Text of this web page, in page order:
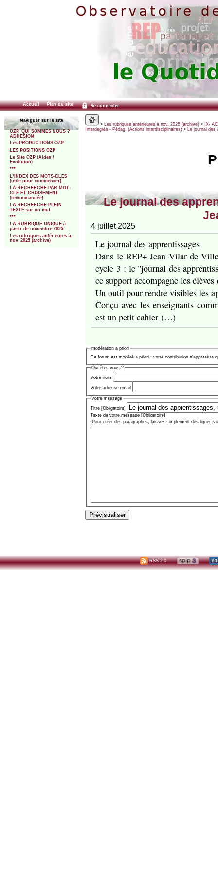
Accueil Plan du site Se connecter
Naviguer sur le site
OZP. QUI SOMMES NOUS ?
ADHESION
Les PRODUCTIONS OZP
LES POSITIONS OZP
Le Site OZP (Aides /
Evolution)
***
L’INDEX DES MOTS-CLES
(utile pour commencer)
LA RECHERCHE PAR MOT-
CLE ET CROISEMENT
(recommandée)
LA RECHERCHE PLEIN
TEXTE sur un mot
***
LA RUBRIQUE UNIQUE à
partir de novembre 2025
Les rubriques antérieures à
nov. 2025 (archive)
> Les rubriques antérieures à nov. 2025 (archive)> IX-
Interdegrés - Pédag. (Actions interdisciplinaires)> Le journal
Le journal des
4 juillet 2025
Le journal des apprentissages
Dans le REP+ Jean Vilar de
cycle 3 : le "journal des
ce support accompagne les
Un outil pour rendre visibles les
Conçu avec les enseignants
est un petit cahier (…)
modération a priori
Ce forum est modéré a priori : votre contribution n’apparaîtra
Qui êtes-vous ?
Votre nom
Votre adresse email
Votre message
Titre [Obligatoire]
Texte de votre message [Obligatoire]
(Pour créer des paragraphes, laissez simplement des lignes
RSS 2.0